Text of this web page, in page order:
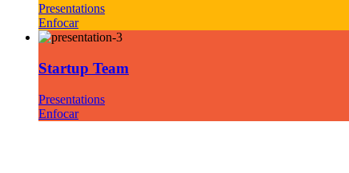
Presentations
Enfocar
Startup Team
Presentations
Enfocar